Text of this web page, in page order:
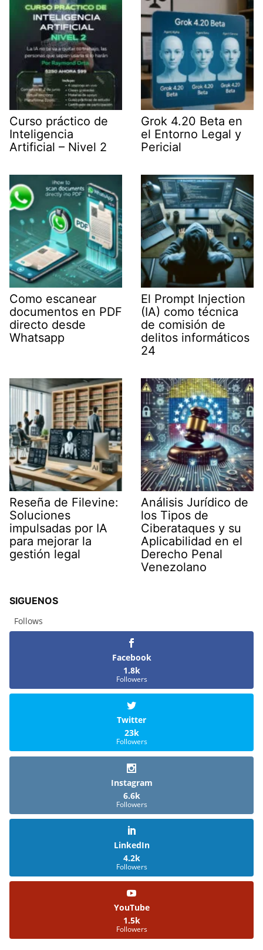
r
)
Curso práctico de
Inteligencia
Artificial – Nivel 2
Grok 4.20 Beta en
el Entorno Legal y
Pericial
Como escanear
documentos en PDF
directo desde
Whatsapp
El Prompt Injection
(IA) como técnica
de comisión de
delitos informáticos
24
Reseña de Filevine:
Soluciones
impulsadas por IA
para mejorar la
gestión legal
Análisis Jurídico de
los Tipos de
Ciberataques y su
Aplicabilidad en el
Derecho Penal
Venezolano
SIGUENOS
Follows
Facebook
1.8k
Followers
Twitter
23k
Followers
Instagram
6.6k
Followers
LinkedIn
4.2k
Followers
YouTube
1.5k
Followers